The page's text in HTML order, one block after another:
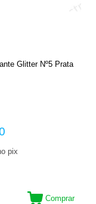
Glitter Nº5 Prata
no pix
Comprar